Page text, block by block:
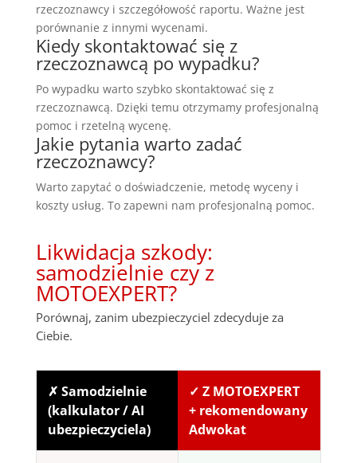
rzeczoznawcy i szczegółowość raportu. Ważne jest
porównanie z innymi wycenami.
Kiedy skontaktować się z
rzeczoznawcą po wypadku?
Po wypadku warto szybko skontaktować się z
rzeczoznawcą. Dzięki temu otrzymamy profesjonalną
pomoc i rzetelną wycenę.
Jakie pytania warto zadać
rzeczoznawcy?
Warto zapytać o doświadczenie, metodę wyceny i
koszty usług. To zapewni nam profesjonalną pomoc.
Likwidacja szkody:
samodzielnie czy z
MOTOEXPERT?
Porównaj, zanim ubezpieczyciel zdecyduje za
Ciebie.
✗ Samodzielnie
(kalkulator / AI
ubezpieczyciela)
✓ Z MOTOEXPERT
+ rekomendowany
Adwokat